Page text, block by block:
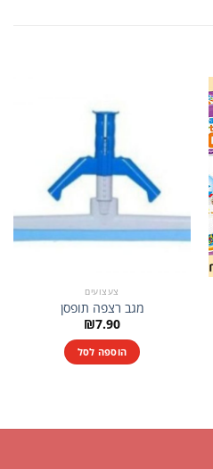
צעצועים
מגב רצפה תופסן
₪7.90
הוספה לסל